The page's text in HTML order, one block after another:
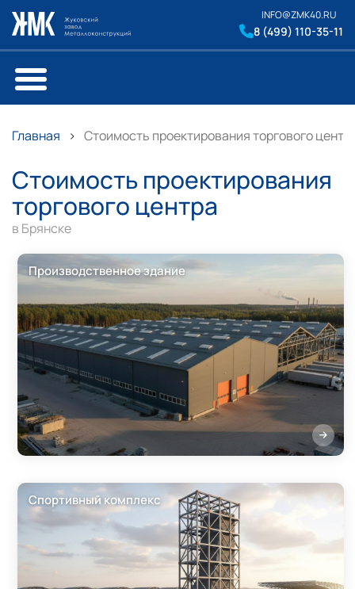
INFO@ZMK40.RU
8 (499) 110-35-11
Главная Стоимость проектирования торгового
Стоимость проектирования
торгового центра
в Брянске
Производственное здание
Спортивный комплекс